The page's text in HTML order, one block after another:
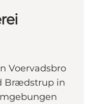
Voervadsbro
Brædstrup in